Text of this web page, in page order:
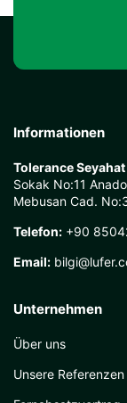
Informationen
Tolerance
Sokak No:11
Mebusan Cad.
Telefon: +90
Email:
Unternehmen
Über uns
Unsere Referenzen